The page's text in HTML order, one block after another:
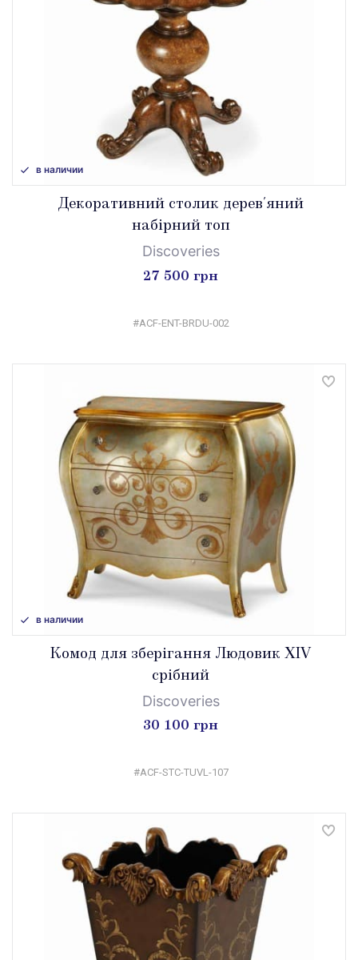
в наличии
Декоративний столик дерев'яний
набірний топ
Discoveries
27 500 грн
#ACF-ENT-BRDU-002
в наличии
Комод для зберігання Людовик XIV
срібний
Discoveries
30 100 грн
#ACF-STC-TUVL-107